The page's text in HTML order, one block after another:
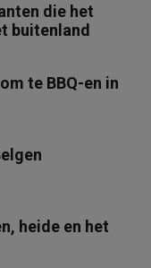
die het
buitenland
te BBQ-en in
heide en het